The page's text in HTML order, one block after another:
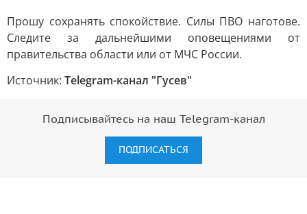
Прошу сохранять спокойствие. Силы ПВО наготове.
Следите за дальнейшими оповещениями от
правительства области или от МЧС России.
Источник: Telegram-канал "Гусев"
Подписывайтесь на наш Telegram-канал
ПОДПИСАТЬСЯ